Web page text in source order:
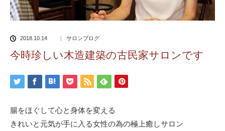
2018.10.14 サロンブログ
今時珍しい木造建築の古民家サロンです
腸をほぐして心と身体を変える
​きれいと元気が手に入る女性の為の極上癒しサロン